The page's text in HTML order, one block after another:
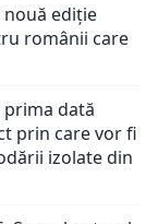
ediție
românii care
prima dată
prin care vor fi
izolate din